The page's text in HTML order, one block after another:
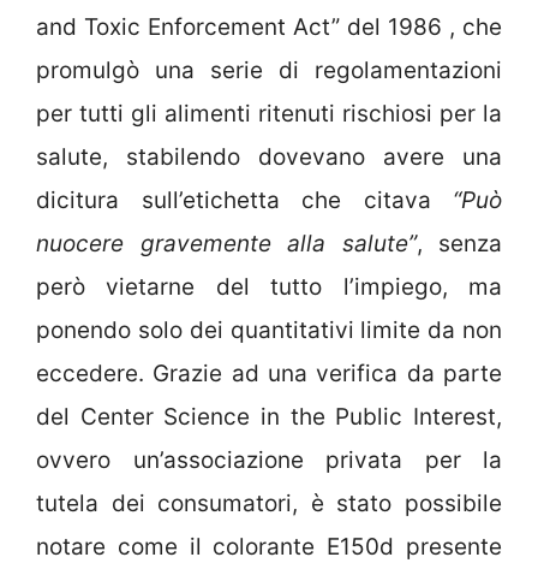
and Toxic Enforcement Act” del 1986 , che
promulgò una serie di regolamentazioni
per tutti gli alimenti ritenuti rischiosi per la
salute, stabilendo dovevano avere una
dicitura sull’etichetta che citava “Può
nuocere gravemente alla salute”, senza
però vietarne del tutto l’impiego, ma
ponendo solo dei quantitativi limite da non
eccedere. Grazie ad una verifica da parte
del Center Science in the Public Interest,
ovvero un’associazione privata per la
tutela dei consumatori, è stato possibile
notare come il colorante E150d presente